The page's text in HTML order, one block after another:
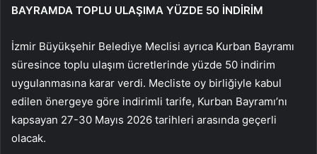
BAYRAMDA TOPLU ULAŞIMA YÜZDE 50 İNDİRİM
İzmir Büyükşehir Belediye Meclisi ayrıca Kurban Bayramı
süresince toplu ulaşım ücretlerinde yüzde 50 indirim
uygulanmasına karar verdi. Mecliste oy birliğiyle kabul
edilen önergeye göre indirimli tarife, Kurban Bayramı’nı
kapsayan 27-30 Mayıs 2026 tarihleri arasında geçerli
olacak.